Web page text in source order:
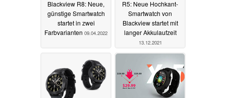
Blackview R8: Neue,
günstige Smartwatch
startet in zwei
Farbvarianten 09.04.2022
R5: Neue Hochkant-
Smartwatch von
Blackview startet mit
langer Akkulaufzeit
13.12.2021